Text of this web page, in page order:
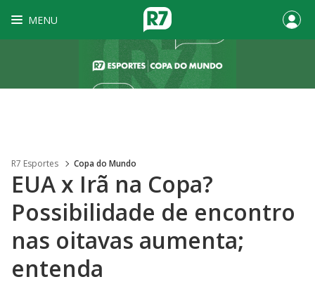
MENU
R7 Esportes Copa do Mundo
EUA x Irã na Copa?
Possibilidade de encontro
nas oitavas aumenta;
entenda